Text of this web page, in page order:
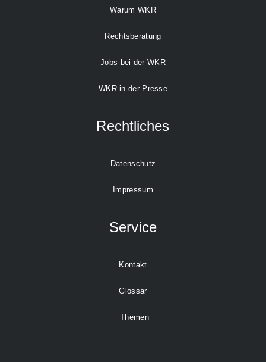
Warum WKR
Rechtsberatung
Jobs bei der WKR
WKR in der Presse
Rechtliches
Datenschutz
Impressum
Service
Kontakt
Glossar
Themen